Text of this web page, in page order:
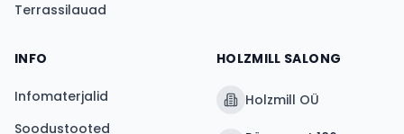
Terrassilauad
INFO
Infomaterjalid
Soodustooted
HOLZMILL SALONG
Holzmill OÜ